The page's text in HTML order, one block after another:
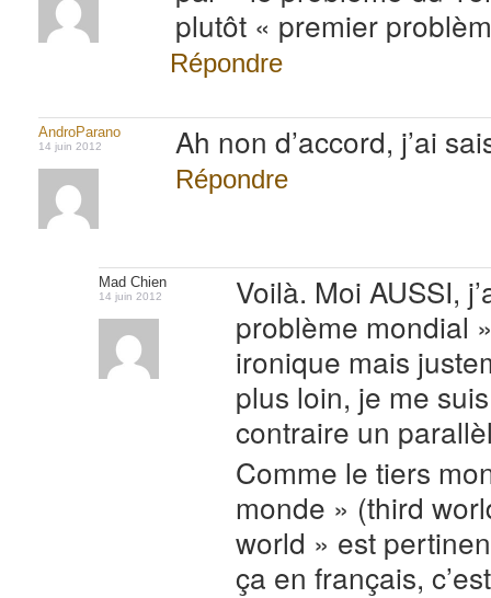
plutôt « premier
Répondre
AndroParano
14 juin 2012 Ah non d’accord, j’ai
Répondre
Mad Chien
14 juin 2012
Voilà. Moi AUSSI,
problème mondial
ironique mais
plus loin, je me
contraire un
Comme le tiers
monde » (third
world » est
ça en français,